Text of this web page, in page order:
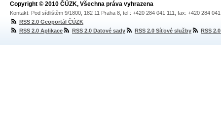
Copyright © 2010 ČÚZK, Všechna práva vyhrazena
Kontakt: Pod sídlištěm 9/1800, 182 11 Praha 8, tel.: +420 284 041 111, fax: +420 284
RSS 2.0 Geoportál ČÚZK
RSS 2.0 Aplikace
RSS 2.0 Datové sady RSS 2.0 Síťové služby RSS